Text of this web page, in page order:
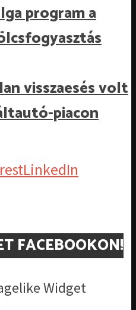
program a
visszaesés volt
piacon
LinkedIn
FACEBOOKON!